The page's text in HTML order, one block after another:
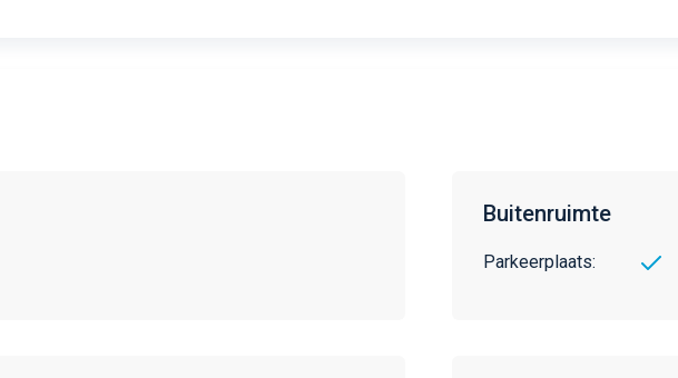
Buitenruimte
Parkeerplaats: